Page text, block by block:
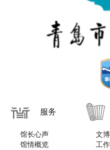
服务
馆长心声
馆情概览
文
工